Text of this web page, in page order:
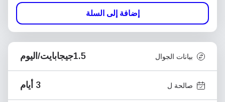
إضافة إلى السلة
بيانات الجوال 1.5جيجابايت/اليوم
صالحة ل 3 أيام